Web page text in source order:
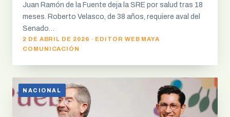
Juan Ramón de la Fuente deja la SRE por salud tras 18
meses. Roberto Velasco, de 38 años, requiere aval del
Senado…
2 DE ABRIL DE 2026 · EDITOR WEB MAYA
COMUNICACIÓN
NACIONAL